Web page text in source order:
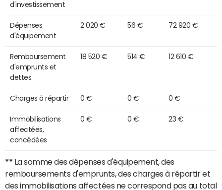
d'investissement
Dépenses
d'équipement
2 020 € 56 € 72 920 €
Remboursement
d'emprunts et
dettes
18 520 € 514 € 12 610 €
Charges à répartir 0 € 0 € 0 €
Immobilisations
affectées,
concédées
0 € 0 € 23 €
** La somme des dépenses d'équipement, des
remboursements d'emprunts, des charges à répartir et
des immobilisations affectées ne correspond pas au total